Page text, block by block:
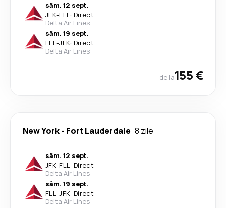
sâm. 12 sept.
JFK-FLL· Direct
Delta Air Lines
sâm. 19 sept.
FLL-JFK· Direct
Delta Air Lines
de la155 €
New York- Fort Lauderdale 8 zile
sâm. 12 sept.
JFK-FLL· Direct
Delta Air Lines
sâm. 19 sept.
FLL-JFK· Direct
Delta Air Lines